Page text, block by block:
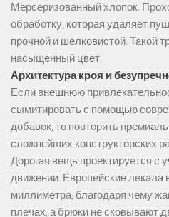
Мерсеризованный хлопок.
обработку, которая удаляет
прочной и шелковистой. Такой
насыщенный цвет.
Архитектура кроя и
Если внешнюю
сымитировать с помощью
добавок, то повторить
сложнейших конструкторских
Дорогая вещь проектируется с
движении. Европейские
миллиметра, благодаря чему
плечах, а брюки не сковывают